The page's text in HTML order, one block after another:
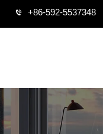
+86-592-5537348